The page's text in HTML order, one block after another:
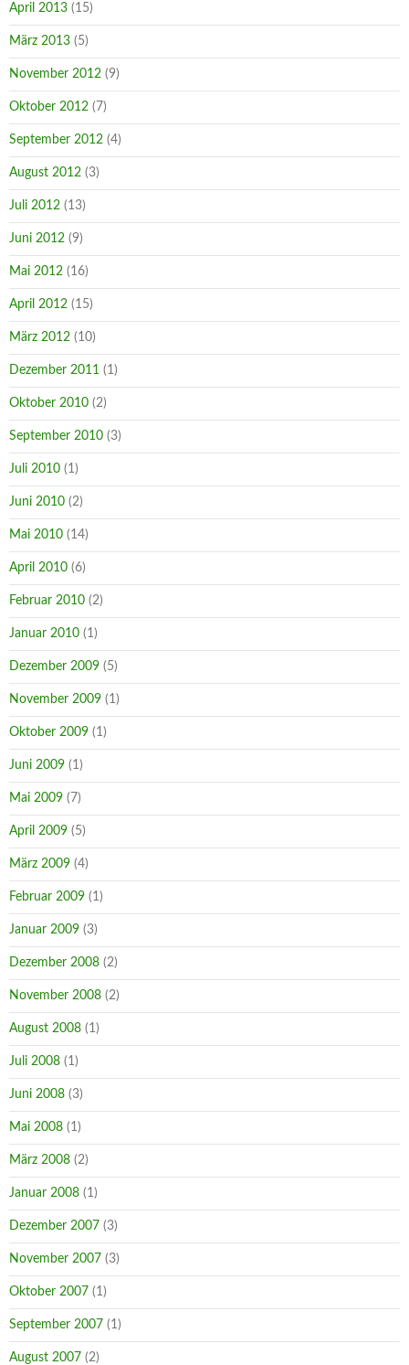
April 2013 (15)
März 2013 (5)
November 2012 (9)
Oktober 2012 (7)
September 2012 (4)
August 2012 (3)
Juli 2012 (13)
Juni 2012 (9)
Mai 2012 (16)
April 2012 (15)
März 2012 (10)
Dezember 2011 (1)
Oktober 2010 (2)
September 2010 (3)
Juli 2010 (1)
Juni 2010 (2)
Mai 2010 (14)
April 2010 (6)
Februar 2010 (2)
Januar 2010 (1)
Dezember 2009 (5)
November 2009 (1)
Oktober 2009 (1)
Juni 2009 (1)
Mai 2009 (7)
April 2009 (5)
März 2009 (4)
Februar 2009 (1)
Januar 2009 (3)
Dezember 2008 (2)
November 2008 (2)
August 2008 (1)
Juli 2008 (1)
Juni 2008 (3)
Mai 2008 (1)
März 2008 (2)
Januar 2008 (1)
Dezember 2007 (3)
November 2007 (3)
Oktober 2007 (1)
September 2007 (1)
August 2007 (2)